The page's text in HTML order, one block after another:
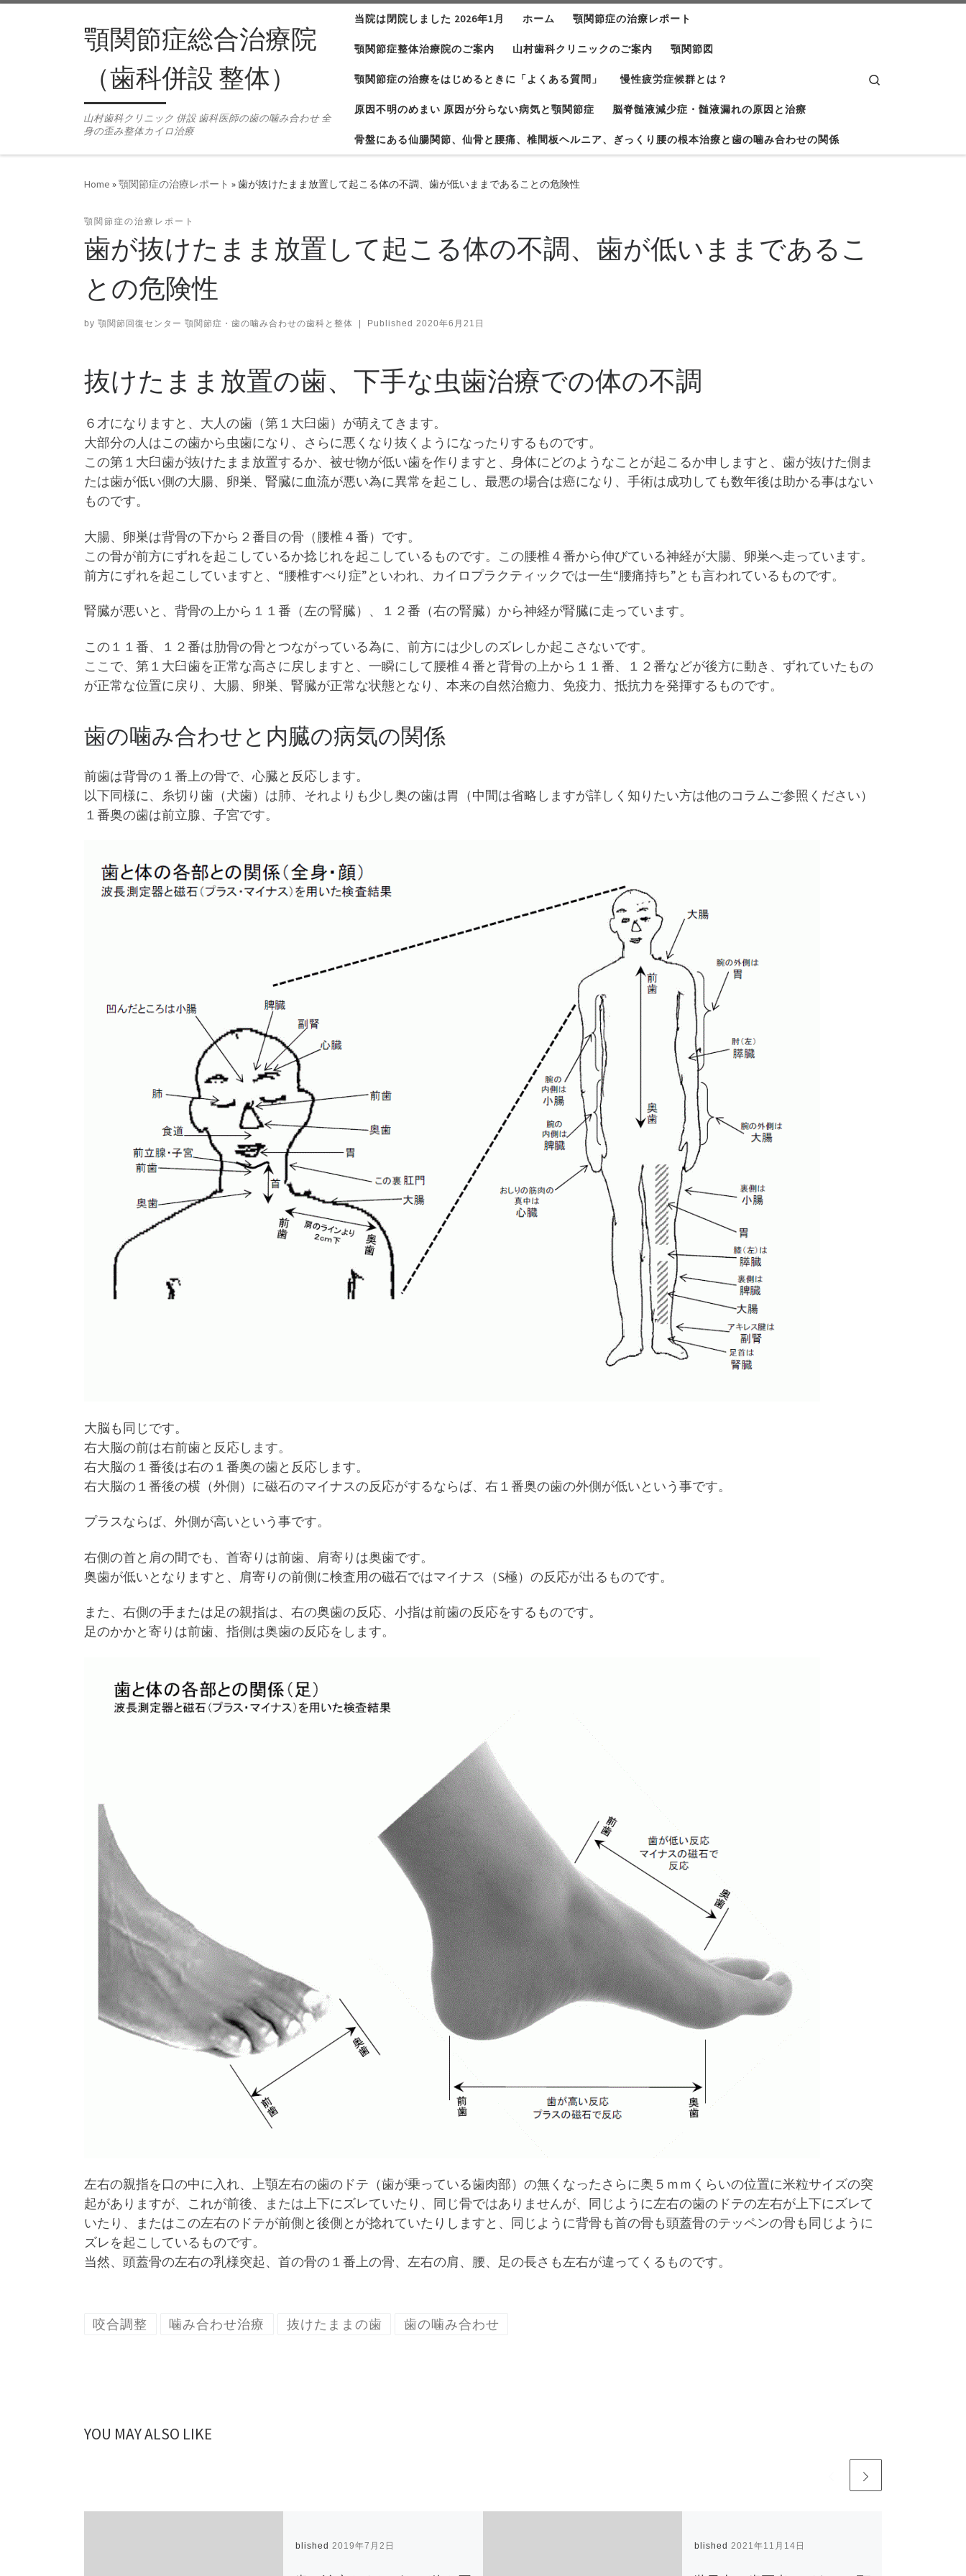
顎関節症総合治療院
（歯科併設 整体）
山村歯科クリニック 併設 歯科医師の歯の噛み合わせ 全
身の歪み整体カイロ治療
当院は閉院しました 2026年1月 ホーム 顎関節症の治療レポート
顎関節症整体治療院のご案内 山村歯科クリニックのご案内 顎関節図
顎関節症の治療をはじめるときに「よくある質問」 慢性疲労症候群とは？
原因不明のめまい 原因が分らない病気と顎関節症 脳脊髄液減少症・髄液漏れの原因と治療
骨盤にある仙腸関節、仙骨と腰痛、椎間板ヘルニア、ぎっくり腰の根本治療と歯の噛み合わせの関係
Home »顎関節症の治療レポート »歯が抜けたまま放置して起こる体の不調、歯が低いままであることの危険性
顎関節症の治療レポート
歯が抜けたまま放置して起こる体の不調、歯が低いままであるこ
との危険性
by 顎関節回復センター 顎関節症・歯の噛み合わせの歯科と整体 | Published 2020年6月21日
抜けたまま放置の歯、下手な虫歯治療での体の不調
６才になりますと、大人の歯（第１大臼歯）が萌えてきます。
大部分の人はこの歯から虫歯になり、さらに悪くなり抜くようになったりするものです。
この第１大臼歯が抜けたまま放置するか、被せ物が低い歯を作りますと、身体にどのようなことが起こるか申しますと、歯が抜けた側ま
たは歯が低い側の大腸、卵巣、腎臓に血流が悪い為に異常を起こし、最悪の場合は癌になり、手術は成功しても数年後は助かる事はない
ものです。
大腸、卵巣は背骨の下から２番目の骨（腰椎４番）です。
この骨が前方にずれを起こしているか捻じれを起こしているものです。この腰椎４番から伸びている神経が大腸、卵巣へ走っています。
前方にずれを起こしていますと、“腰椎すべり症”といわれ、カイロプラクティックでは一生“腰痛持ち”とも言われているものです。
腎臓が悪いと、背骨の上から１１番（左の腎臓）、１２番（右の腎臓）から神経が腎臓に走っています。
この１１番、１２番は肋骨の骨とつながっている為に、前方には少しのズレしか起こさないです。
ここで、第１大臼歯を正常な高さに戻しますと、一瞬にして腰椎４番と背骨の上から１１番、１２番などが後方に動き、ずれていたもの
が正常な位置に戻り、大腸、卵巣、腎臓が正常な状態となり、本来の自然治癒力、免疫力、抵抗力を発揮するものです。
歯の噛み合わせと内臓の病気の関係
前歯は背骨の１番上の骨で、心臓と反応します。
以下同様に、糸切り歯（犬歯）は肺、それよりも少し奥の歯は胃（中間は省略しますが詳しく知りたい方は他のコラムご参照ください）
１番奥の歯は前立腺、子宮です。
大脳も同じです。
右大脳の前は右前歯と反応します。
右大脳の１番後は右の１番奥の歯と反応します。
右大脳の１番後の横（外側）に磁石のマイナスの反応がするならば、右１番奥の歯の外側が低いという事です。
プラスならば、外側が高いという事です。
右側の首と肩の間でも、首寄りは前歯、肩寄りは奥歯です。
奥歯が低いとなりますと、肩寄りの前側に検査用の磁石ではマイナス（S極）の反応が出るものです。
また、右側の手または足の親指は、右の奥歯の反応、小指は前歯の反応をするものです。
足のかかと寄りは前歯、指側は奥歯の反応をします。
左右の親指を口の中に入れ、上顎左右の歯のドテ（歯が乗っている歯肉部）の無くなったさらに奥５ｍｍくらいの位置に米粒サイズの突
起がありますが、これが前後、または上下にズレていたり、同じ骨ではありませんが、同じように左右の歯のドテの左右が上下にズレて
いたり、またはこの左右のドテが前側と後側とが捻れていたりしますと、同じように背骨も首の骨も頭蓋骨のテッペンの骨も同じように
ズレを起こしているものです。
当然、頭蓋骨の左右の乳様突起、首の骨の１番上の骨、左右の肩、腰、足の長さも左右が違ってくるものです。
咬合調整 噛み合わせ治療 抜けたままの歯 歯の噛み合わせ
YOU MAY ALSO LIKE
Published 2019年7月2日 Published 2021年11月14日